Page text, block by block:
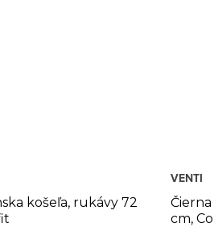
košeľa, rukávy 72
cm,
VENTI